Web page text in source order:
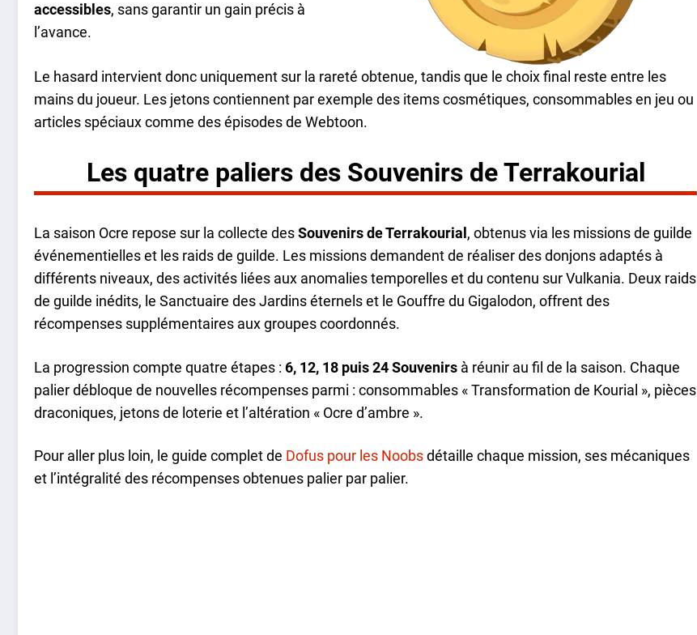
accessibles, sans garantir un gain précis à
l’avance.
Le hasard intervient donc uniquement sur la rareté obtenue, tandis que le choix final reste entre les
mains du joueur. Les jetons contiennent par exemple des items cosmétiques, consommables en jeu ou
articles spéciaux comme des épisodes de Webtoon.
Les quatre paliers des Souvenirs de Terrakourial
La saison Ocre repose sur la collecte desSouvenirs de Terrakourial , obtenus via les missions de guilde
événementielles et les raids de guilde. Les missions demandent de réaliser des donjons adaptés à
différents niveaux, des activités liées aux anomalies temporelles et du contenu sur Vulkania. Deux raids
de guilde inédits, le Sanctuaire des Jardins éternels et le Gouffre du Gigalodon, offrent des
récompenses supplémentaires aux groupes coordonnés.
La progression compte quatre étapes : 6, 12, 18 puis 24 Souvenirs à réunir au fil de la saison. Chaque
palier débloque de nouvelles récompenses parmi : consommables « Transformation de Kourial », pièces
draconiques, jetons de loterie et l’altération « Ocre d’ambre ».
Pour aller plus loin, le guide complet de Dofus pour les Noobsdétaille chaque mission, ses mécaniques
et l’intégralité des récompenses obtenues palier par palier.